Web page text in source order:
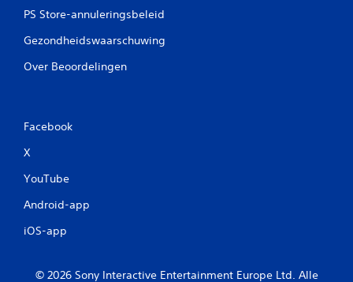
PS Store-annuleringsbeleid
Gezondheidswaarschuwing
Over Beoordelingen
Facebook
X
YouTube
Android-app
iOS-app
© 2026 Sony Interactive Entertainment Europe Ltd. Alle